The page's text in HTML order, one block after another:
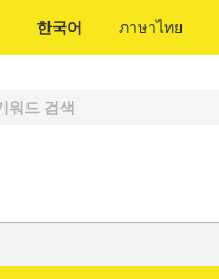
한국어 ภาษาไทย